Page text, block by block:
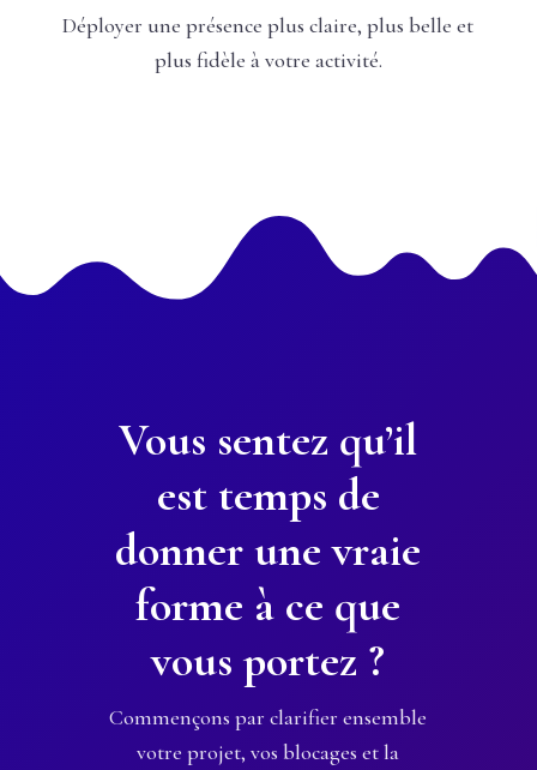
Déployer une présence plus claire, plus belle et
plus fidèle à votre activité.
Vous sentez qu’il
est temps de
donner une vraie
forme à ce que
vous portez ?
Commençons par clarifier ensemble
votre projet, vos blocages et la